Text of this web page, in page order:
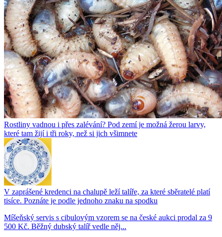
Rostliny vadnou i přes zalévání? Pod zemí je možná žerou larvy,
které tam žijí i tři roky, než si jich všimnete
V zaprášené kredenci na chalupě leží talíře, za které sběratelé platí
tisíce. Poznáte je podle jednoho znaku na spodku
Míšeňský servis s cibulovým vzorem se na české aukci prodal za 9
500 Kč. Běžný dubský talíř vedle něj...